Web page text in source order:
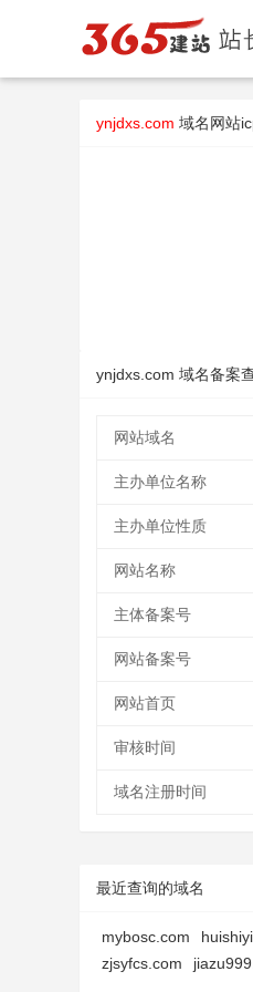
ynjdxs.com 域名网站
ynjdxs.com 域名备案
网站域名
主办单位名称
主办单位性质
网站名称
主体备案号
网站备案号
网站首页
审核时间
域名注册时间
最近查询的域名
mybosc.com
zjsyfcs.com